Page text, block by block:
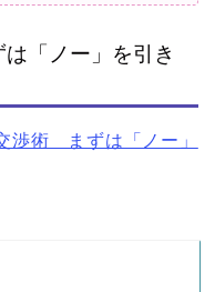
「ノー」を引き
渉術 まずは「ノー」